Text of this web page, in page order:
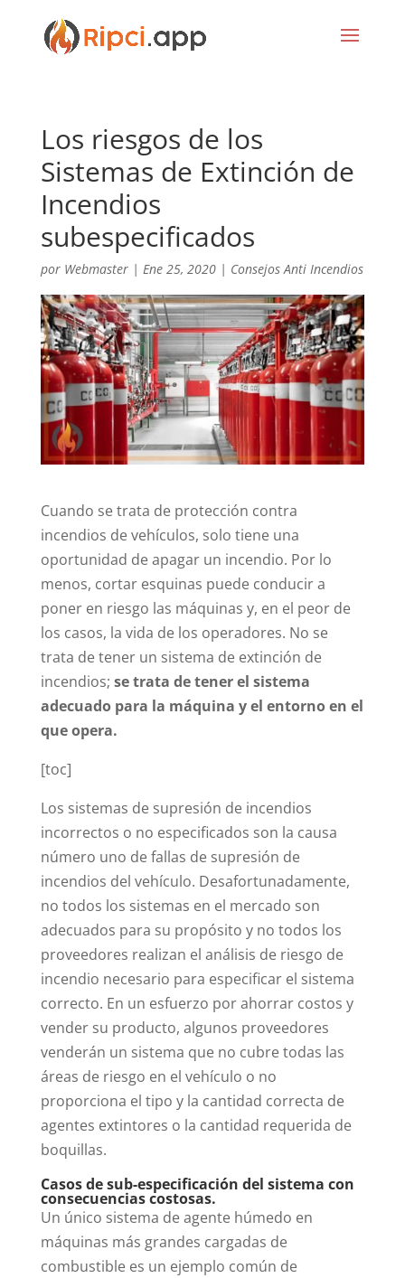
Los riesgos de los
Sistemas de Extinción de
Incendios
subespecificados
por Webmaster| Ene 25, 2020| Consejos Anti Incendios
Cuando se trata de protección contra
incendios de vehículos, solo tiene una
oportunidad de apagar un incendio. Por lo
menos, cortar esquinas puede conducir a
poner en riesgo las máquinas y, en el peor de
los casos, la vida de los operadores. No se
trata de tener un sistema de extinción de
incendios; se trata de tener el sistema
adecuado para la máquina y el entorno en el
que opera.
[toc]
Los sistemas de supresión de incendios
incorrectos o no especificados son la causa
número uno de fallas de supresión de
incendios del vehículo. Desafortunadamente,
no todos los sistemas en el mercado son
adecuados para su propósito y no todos los
proveedores realizan el análisis de riesgo de
incendio necesario para especificar el sistema
correcto. En un esfuerzo por ahorrar costos y
vender su producto, algunos proveedores
venderán un sistema que no cubre todas las
áreas de riesgo en el vehículo o no
proporciona el tipo y la cantidad correcta de
agentes extintores o la cantidad requerida de
boquillas.
Casos de sub-especificación del sistema con
consecuencias costosas.
Un único sistema de agente húmedo en
máquinas más grandes cargadas de
combustible es un ejemplo común de